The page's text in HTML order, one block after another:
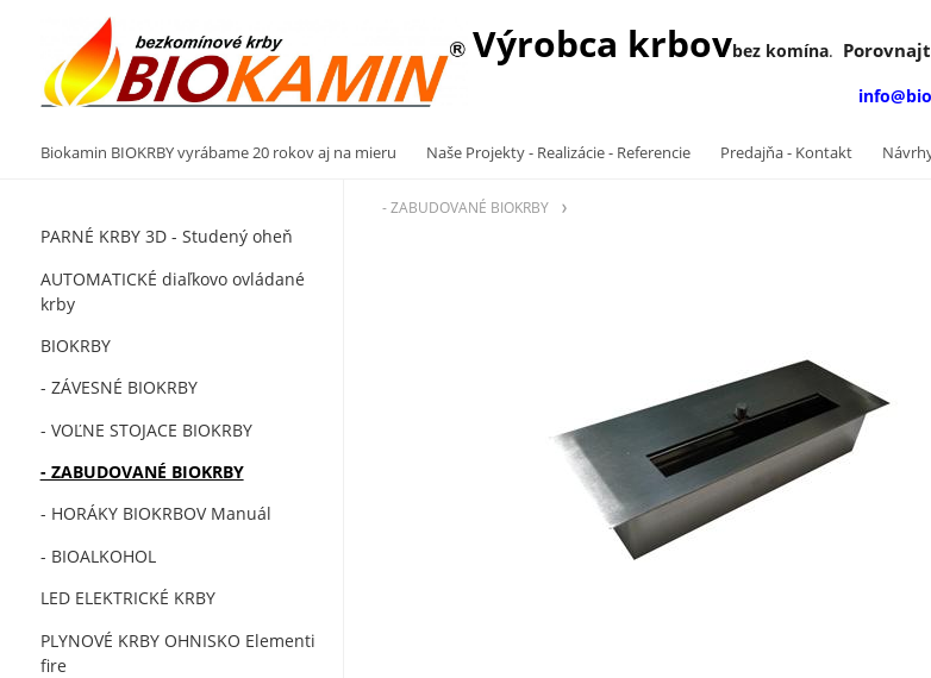
Výrobca krbovbez komína.
Biokamin BIOKRBY vyrábame 20 rokov aj na mieru Naše Projekty - Realizácie - Referencie Predajňa - Kontakt
PARNÉ KRBY 3D - Studený oheň
AUTOMATICKÉ diaľkovo ovládané
krby
BIOKRBY
- ZÁVESNÉ BIOKRBY
- VOĽNE STOJACE BIOKRBY
- ZABUDOVANÉ BIOKRBY
- HORÁKY BIOKRBOV Manuál
- BIOALKOHOL
LED ELEKTRICKÉ KRBY
PLYNOVÉ KRBY OHNISKO Elementi
fire
- ZABUDOVANÉ BIOKRBY